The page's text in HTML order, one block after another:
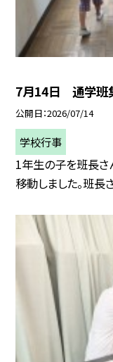
7月14日 通学班
公開日 2026/07/14
学校行事
1年生の子を班長さ
移動しました。班長